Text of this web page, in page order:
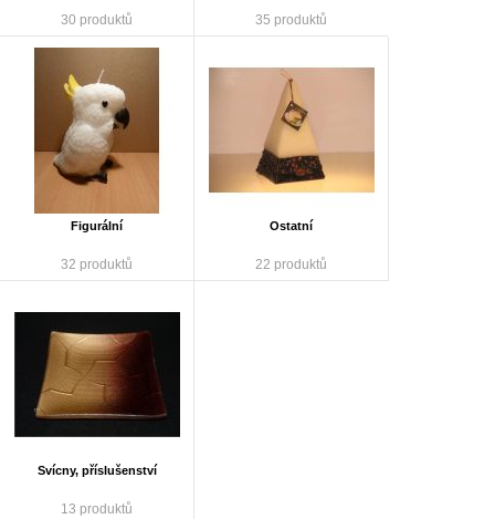
30 produktů 35 produktů
Figurální
32 produktů
Ostatní
22 produktů
Svícny, příslušenství
13 produktů